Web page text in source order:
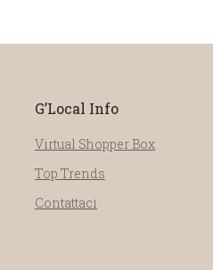
G’Local Info
Virtual Shopper Box
Top Trends
Contattaci